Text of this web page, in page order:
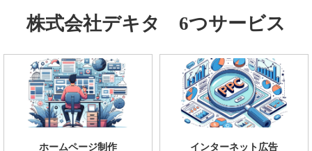
株式会社デキタ 6つサービス
ホームページ制作 インターネット広告